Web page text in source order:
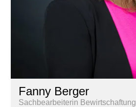
Fanny Berger
Sachbearbeiterin Bewirtschaftung